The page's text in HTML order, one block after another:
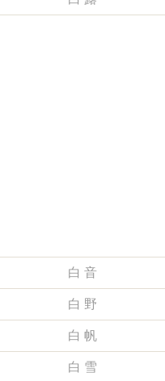
白 音
白 野
白 帆
白 雪